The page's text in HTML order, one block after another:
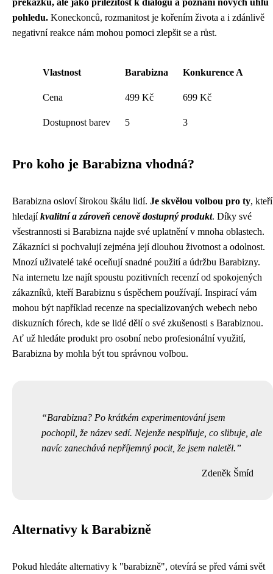
překážku, ale jako příležitost k dialogu a poznání nových úhlů
pohledu. Koneckonců, rozmanitost je kořením života a i zdánlivě
negativní reakce nám mohou pomoci zlepšit se a růst.
Vlastnost Barabizna Konkurence A
Cena 499 Kč 699 Kč
Dostupnost barev 5 3
Pro koho je Barabizna vhodná?
Barabizna osloví širokou škálu lidí. Je skvělou volbou pro ty, kteří
hledajíkvalitní a zároveň cenově dostupný produkt. Díky své
všestrannosti si Barabizna najde své uplatnění v mnoha oblastech.
Zákazníci si pochvalují zejména její dlouhou životnost a odolnost.
Mnozí uživatelé také oceňují snadné použití a údržbu Barabizny.
Na internetu lze najít spoustu pozitivních recenzí od spokojených
zákazníků, kteří Barabiznu s úspěchem používají. Inspirací vám
mohou být například recenze na specializovaných webech nebo
diskuzních fórech, kde se lidé dělí o své zkušenosti s Barabiznou.
Ať už hledáte produkt pro osobní nebo profesionální využití,
Barabizna by mohla být tou správnou volbou.
Barabizna? Po krátkém experimentování jsem
pochopil, že název sedí. Nejenže nesplňuje, co slibuje, ale
navíc zanechává nepříjemný pocit, že jsem naletěl.
Zdeněk Šmíd
Alternativy k Barabizně
Pokud hledáte alternativy k "barabizně", otevírá se před vámi svět